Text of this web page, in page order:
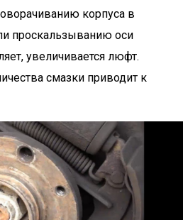
корпуса в
проскальзыванию оси
увеличивается люфт.
смазки приводит к